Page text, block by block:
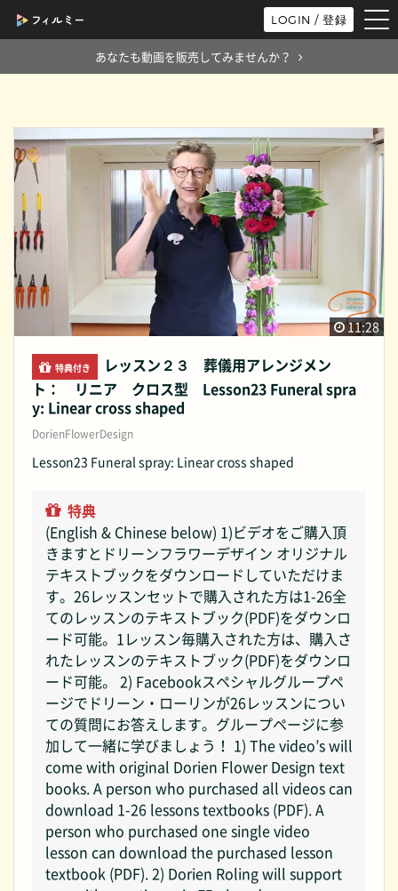
LOGIN / 登録
あなたも動画を販売してみませんか？
11:28
特典付き
レッスン２３ 葬儀用アレンジメン
ト： リニア クロス型 Lesson23 Funeral spra
y: Linear cross shaped
DorienFlowerDesign
Lesson23 Funeral spray: Linear cross shaped
特典
(English & Chinese below) 1)ビデオをご購入頂
きますとドリーンフラワーデザイン オリジナル
テキストブックをダウンロードしていただけま
す。26レッスンセットで購入された方は1-26全
てのレッスンのテキストブック(PDF)をダウンロ
ード可能。1レッスン毎購入された方は、購入さ
れたレッスンのテキストブック(PDF)をダウンロ
ード可能。 2) Facebookスペシャルグループペ
ージでドリーン・ローリンが26レッスンについ
ての質問にお答えします。グループページに参
加して一緒に学びましょう！ 1) The video’s will
come with original Dorien Flower Design text
books. A person who purchased all videos can
download 1-26 lessons textbooks (PDF). A
person who purchased one single video
lesson can download the purchased lesson
textbook (PDF). 2) Dorien Roling will support